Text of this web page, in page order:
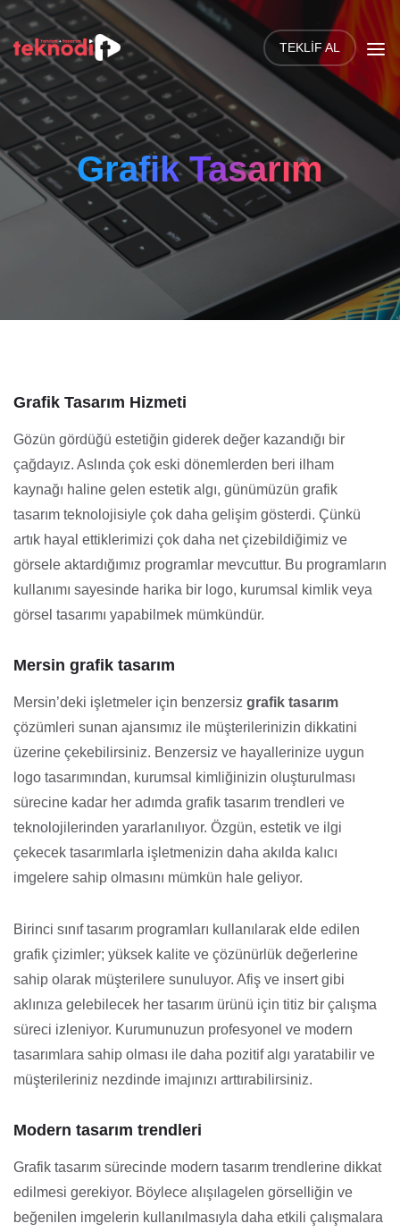
TEKLIF AL
Grafik Tasarım
Grafik Tasarım Hizmeti
Gözün gördüğü estetiğin giderek değer kazandığı bir
çağdayız. Aslında çok eski dönemlerden beri ilham
kaynağı haline gelen estetik algı, günümüzün grafik
tasarım teknolojisiyle çok daha gelişim gösterdi. Çünkü
artık hayal ettiklerimizi çok daha net çizebildiğimiz ve
görsele aktardığımız programlar mevcuttur. Bu programların
kullanımı sayesinde harika bir logo, kurumsal kimlik veya
görsel tasarımı yapabilmek mümkündür.
Mersin grafik tasarım
Mersin’deki işletmeler için benzersiz grafik tasarım
çözümleri sunan ajansımız ile müşterilerinizin dikkatini
üzerine çekebilirsiniz. Benzersiz ve hayallerinize uygun
logo tasarımından, kurumsal kimliğinizin oluşturulması
sürecine kadar her adımda grafik tasarım trendleri ve
teknolojilerinden yararlanılıyor. Özgün, estetik ve ilgi
çekecek tasarımlarla işletmenizin daha akılda kalıcı
imgelere sahip olmasını mümkün hale geliyor.
Birinci sınıf tasarım programları kullanılarak elde edilen
grafik çizimler; yüksek kalite ve çözünürlük değerlerine
sahip olarak müşterilere sunuluyor. Afiş ve insert gibi
aklınıza gelebilecek her tasarım ürünü için titiz bir çalışma
süreci izleniyor. Kurumunuzun profesyonel ve modern
tasarımlara sahip olması ile daha pozitif algı yaratabilir ve
müşterileriniz nezdinde imajınızı arttırabilirsiniz.
Modern tasarım trendleri
Grafik tasarım sürecinde modern tasarım trendlerine dikkat
edilmesi gerekiyor. Böylece alışılagelen görselliğin ve
beğenilen imgelerin kullanılmasıyla daha etkili çalışmalara